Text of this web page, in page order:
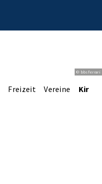
© bbsferrari
Freizeit Vereine